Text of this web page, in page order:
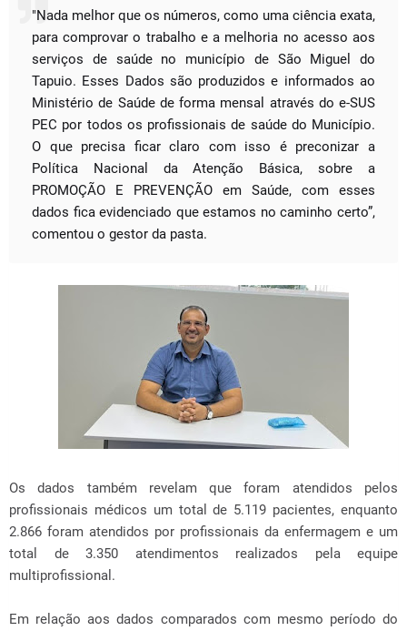
"Nada melhor que os números, como uma ciência exata,
para comprovar o trabalho e a melhoria no acesso aos
serviços de saúde no município de São Miguel do
Tapuio. Esses Dados são produzidos e informados ao
Ministério de Saúde de forma mensal através do e-SUS
PEC por todos os profissionais de saúde do Município.
O que precisa ficar claro com isso é preconizar a
Política Nacional da Atenção Básica, sobre a
PROMOÇÃO E PREVENÇÃO em Saúde, com esses
dados fica evidenciado que estamos no caminho certo”,
comentou o gestor da pasta.
Os dados também revelam que foram atendidos pelos
profissionais médicos um total de 5.119 pacientes, enquanto
2.866 foram atendidos por profissionais da enfermagem e um
total de 3.350 atendimentos realizados pela equipe
multiprofissional.
Em relação aos dados comparados com mesmo período do